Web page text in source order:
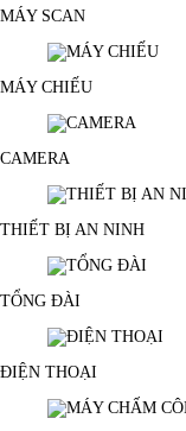
MÁY SCAN
MÁY CHIẾU
CAMERA
THIẾT BỊ AN NINH
TỔNG ĐÀI
ĐIỆN THOẠI